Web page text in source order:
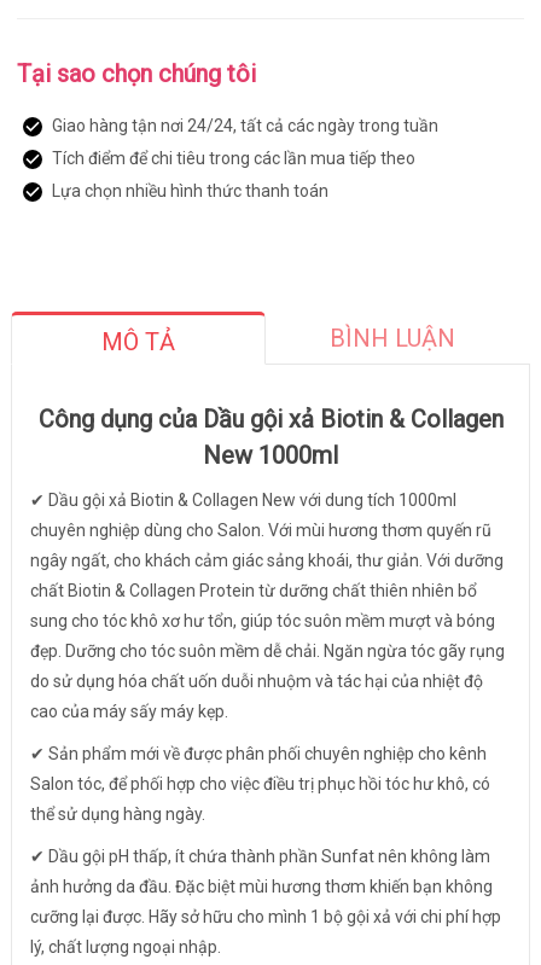
Tại sao chọn chúng tôi
Giao hàng tận nơi 24/24, tất cả các ngày trong tuần
Tích điểm để chi tiêu trong các lần mua tiếp theo
Lựa chọn nhiều hình thức thanh toán
MÔ TẢ BÌNH LUẬN
Công dụng của Dầu gội xả Biotin & Collagen
New 1000ml
✔ Dầu gội xả Biotin & Collagen New với dung tích 1000ml
chuyên nghiệp dùng cho Salon. Với mùi hương thơm quyến rũ
ngây ngất, cho khách cảm giác sảng khoái, thư giản. Với dưỡng
chất Biotin & Collagen Protein từ dưỡng chất thiên nhiên bổ
sung cho tóc khô xơ hư tổn, giúp tóc suôn mềm mượt và bóng
đẹp. Dưỡng cho tóc suôn mềm dễ chải. Ngăn ngừa tóc gãy rụng
do sử dụng hóa chất uốn duỗi nhuộm và tác hại của nhiệt độ
cao của máy sấy máy kẹp.
✔ Sản phẩm mới về được phân phối chuyên nghiệp cho kênh
Salon tóc, để phối hợp cho việc điều trị phục hồi tóc hư khô, có
thể sử dụng hàng ngày.
✔ Dầu gội pH thấp, ít chứa thành phần Sunfat nên không làm
ảnh hưởng da đầu. Đặc biệt mùi hương thơm khiến bạn không
cưỡng lại được. Hãy sở hữu cho mình 1 bộ gội xả với chi phí hợp
lý, chất lượng ngoại nhập.